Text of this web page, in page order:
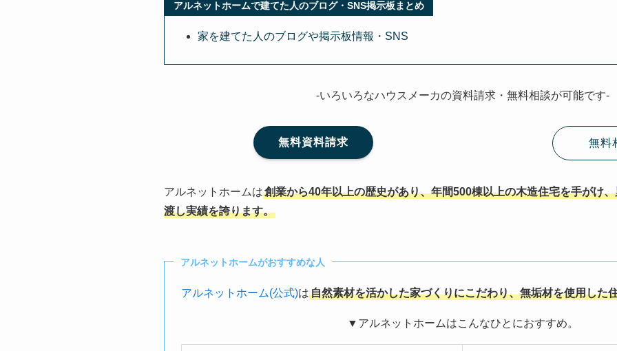
アルネットホームで建てた人のブログ・SNS掲示板まとめ
家を建てた人のブログや掲示板情報・SNS
-いろいろなハウスメーカの資料請求・無料相談が可能です-
無料資料請求 無料
アルネットホームは創業から40年以上の歴史があり、年間500棟以上の木造住宅を手がけ
渡し実績を誇ります。
アルネットホームがおすすめな人
アルネットホーム(公式)は自然素材を活かした家づくりにこだわり、無垢材を使用した
▼アルネットホームはこんなひとにおすすめ。